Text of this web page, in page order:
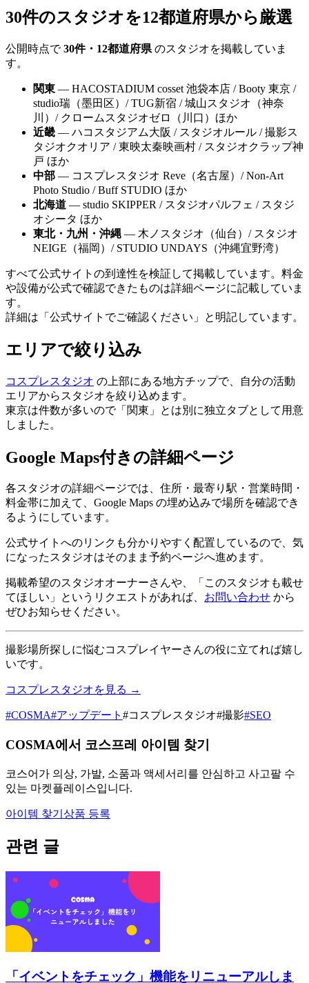
30件のスタジオを12都道府県から厳選
公開時点で30件・12都道府県 のスタジオを掲載していま
す。
関東 — HACOSTADIUM cosset 池袋本店 / Booty 東京 /
studio瑞（墨田区）/ TUG新宿 / 城山スタジオ（神奈
川）/ クロームスタジオゼロ（川口）ほか
近畿 — ハコスタジアム大阪 / スタジオルール / 撮影ス
タジオクオリア / 東映太秦映画村 / スタジオクラップ神
戸 ほか
中部 — コスプレスタジオ Reve（名古屋）/ Non-Art
Photo Studio / Buff STUDIO ほか
北海道 — studio SKIPPER / スタジオパルフェ / スタジ
オシータ ほか
東北・九州・沖縄 — 木ノスタジオ（仙台）/ スタジオ
NEIGE（福岡）/ STUDIO UNDAYS（沖縄宜野湾）
すべて公式サイトの到達性を検証して掲載しています。料金
や設備が公式で確認できたものは詳細ページに記載していま
す。
詳細は「公式サイトでご確認ください」と明記しています。
エリアで絞り込み
コスプレスタジオ の上部にある地方チップで、自分の活動
エリアからスタジオを絞り込めます。
東京は件数が多いので「関東」とは別に独立タブとして用意
しました。
Google Maps付きの詳細ページ
各スタジオの詳細ページでは、住所・最寄り駅・営業時間・
料金帯に加えて、Google Maps の埋め込みで場所を確認でき
るようにしています。
公式サイトへのリンクも分かりやすく配置しているので、気
になったスタジオはそのまま予約ページへ進めます。
掲載希望のスタジオオーナーさんや、「このスタジオも載せ
てほしい」というリクエストがあれば、 お問い合わせ から
ぜひお知らせください。
撮影場所探しに悩むコスプレイヤーさんの役に立てれば嬉し
いです。
コスプレスタジオを見る →
#COSMA#アップデート #コスプレスタジオ#撮影#SEO
COSMA에서 코스프레 아이템 찾기
코스어가 의상, 가발, 소품과 액세서리를 안심하고 사고팔 수
있는 마켓플레이스입니다.
아이템 찾기 상품 등록
관련 글
「イベントをチェック」機能をリニューアルしま